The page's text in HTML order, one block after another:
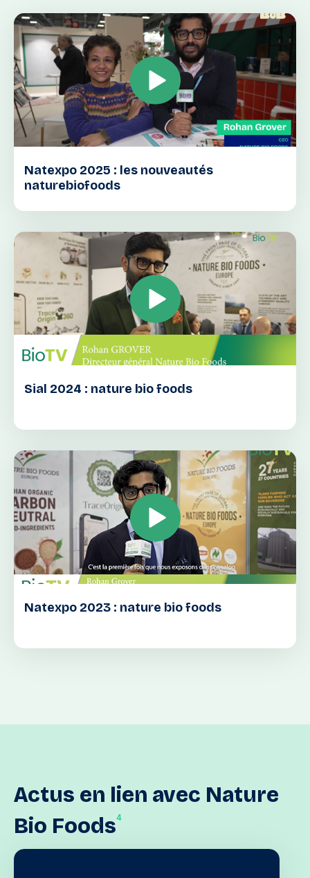
Natexpo 2025 : les nouveautés
naturebiofoods
Sial 2024 : nature bio foods
Natexpo 2023 : nature bio foods
Actus en lien avec Nature
Bio Foods4